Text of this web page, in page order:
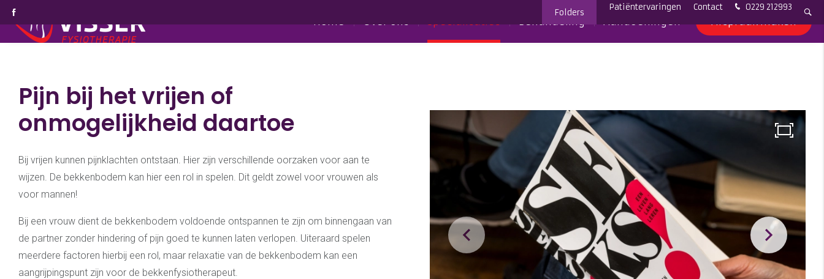
0229 212993
Folders Patiëntervaringen Contact
Home Over ons Specialisaties Behandeling Aandoeningen Afspraak maken
Pijn bij het vrijen of
onmogelijkheid daartoe
Bij vrijen kunnen pijnklachten ontstaan. Hier zijn verschillende oorzaken voor aan te
wijzen. De bekkenbodem kan hier een rol in spelen. Dit geldt zowel voor vrouwen als
voor mannen!
Bij een vrouw dient de bekkenbodem voldoende ontspannen te zijn om binnengaan van
de partner zonder hindering of pijn goed te kunnen laten verlopen. Uiteraard spelen
meerdere factoren hierbij een rol, maar relaxatie van de bekkenbodem kan een
aangrijpingspunt zijn voor de bekkenfysiotherapeut.